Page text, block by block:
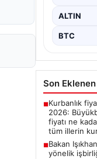
ALTIN
BTC
Son
■Kurbanlık
2026:
fiyatı ne
tüm illerin
■Bakan
yönelik